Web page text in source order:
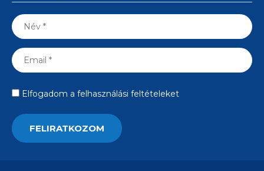
Elfogadom a felhasználási feltételeket